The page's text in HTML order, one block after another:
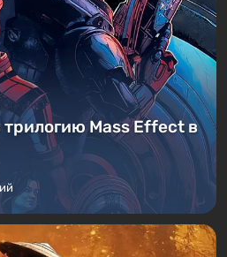
трилогию Mass Effect в